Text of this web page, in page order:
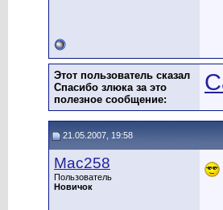
Этот пользователь сказал
Спасибо злюка за это
полезное сообщение:
21.05.2007, 19:58
Мас258
Пользователь
Новичок